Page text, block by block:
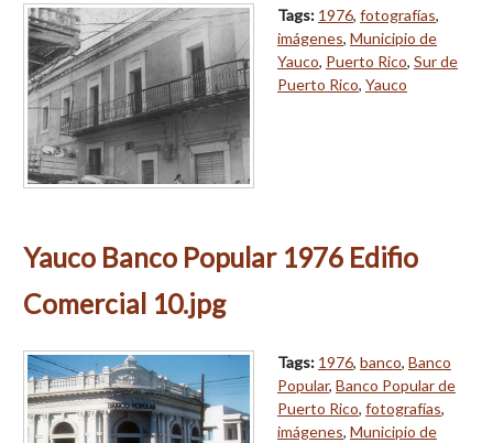
Tags: 1976, fotografías,
imágenes, Municipio de
Yauco, Puerto Rico, Sur de
Puerto Rico, Yauco
Yauco Banco Popular 1976 Edifio
Comercial 10.jpg
Tags: 1976, banco, Banco
Popular, Banco Popular de
Puerto Rico, fotografías,
imágenes, Municipio de